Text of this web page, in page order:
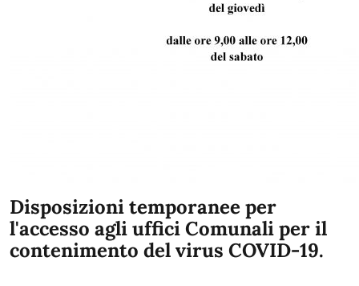
Disposizioni temporanee per
l'accesso agli uffici Comunali per il
contenimento del virus COVID-19.